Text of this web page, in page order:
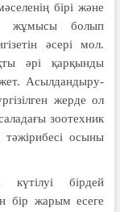
бірі және
жұмысы болып
әсері мол.
әрі қарқынды
Асылдандыру-
жерде ол
зоотехник
осыны
күтілуі бірдей
бір жарым есеге